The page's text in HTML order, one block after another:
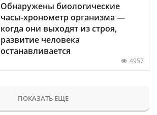
Обнаружены биологические
часы-хронометр организма —
когда они выходят из строя,
развитие человека
останавливается
4957
ПОКАЗАТЬ ЕЩЕ